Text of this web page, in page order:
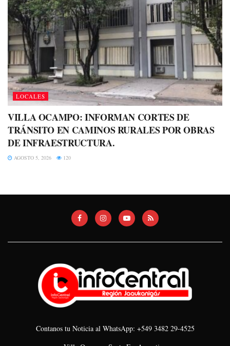
LOCALES
VILLA OCAMPO: INFORMAN CORTES DE
TRÁNSITO EN CAMINOS RURALES POR OBRAS
DE INFRAESTRUCTURA.
AGOSTO 5, 2026 120
Contanos tu Noticia al WhatsApp: +549 3482 29-4525